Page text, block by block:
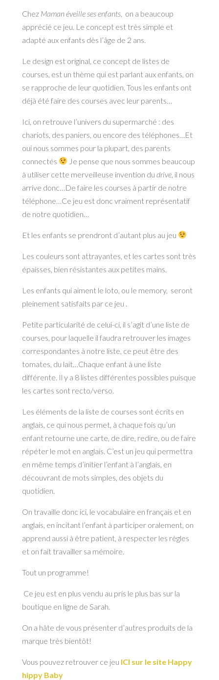
Chez Maman éveille ses enfants, on a beaucoup
apprécié ce jeu. Le concept est très simple et
adapté aux enfants dès l’âge de 2 ans.
Le design est original, ce concept de listes de
courses, est un thème qui est parlant aux enfants, on
se rapproche de leur quotidien. Tous les enfants ont
déjà été faire des courses avec leur parents…
Ici, on retrouve l’univers du supermarché : des
chariots, des paniers, ou encore des téléphones…Et
oui nous sommes pour la plupart, des parents
connectés
Je pense que nous sommes beaucoup
à utiliser cette merveilleuse invention du drive, il nous
arrive donc…De faire les courses à partir de notre
téléphone…Ce jeu est donc vraiment représentatif
de notre quotidien…
Et les enfants se prendront d’autant plus au jeu
Les couleurs sont attrayantes, et les cartes sont très
épaisses, bien résistantes aux petites mains.
Les enfants qui aiment le loto, ou le memory, seront
pleinement satisfaits par ce jeu .
Petite particularité de celui-ci, il s’agit d’une liste de
courses, pour laquelle il faudra retrouver les images
correspondantes à notre liste, ce peut être des
tomates, du lait…Chaque enfant à une liste
différente. Il y a 8 listes différentes possibles puisque
les cartes sont recto/verso.
Les éléments de la liste de courses sont écrits en
anglais, ce qui nous permet, à chaque fois qu’un
enfant retourne une carte, de dire, redire, ou de faire
répéter le mot en anglais. C’est un jeu qui permettra
en même temps d’initier l’enfant à l’anglais, en
découvrant de mots simples, des objets du
quotidien.
On travaille donc ici, le vocabulaire en français et en
anglais, en incitant l’enfant à participer oralement, on
apprend aussi à être patient, à respecter les règles
et on fait travailler sa mémoire.
Tout un programme!
Ce jeu est en plus vendu au pris le plus bas sur la
boutique en ligne de Sarah.
On a hâte de vous présenter d’autres produits de la
marque très bientôt!
Vous pouvez retrouver ce jeu ICI sur le site Happy
hippy Baby